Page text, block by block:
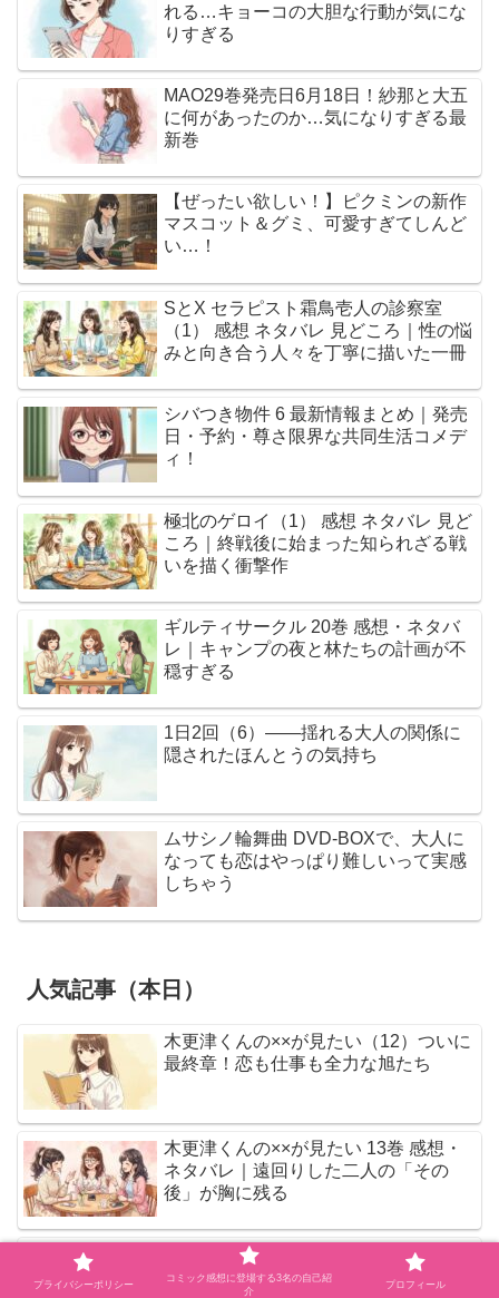
れる…キョーコの大胆な行動が気にな
りすぎる
MAO29巻発売日6月18日！紗那と大五
に何があったのか…気になりすぎる最
新巻
【ぜったい欲しい！】ピクミンの新作
マスコット＆グミ、可愛すぎてしんど
い…！
SとX セラピスト霜鳥壱人の診察室
（1） 感想 ネタバレ 見どころ｜性の悩
みと向き合う人々を丁寧に描いた一冊
シバつき物件 6 最新情報まとめ｜発売
日・予約・尊さ限界な共同生活コメデ
ィ！
極北のゲロイ（1） 感想 ネタバレ 見ど
ころ｜終戦後に始まった知られざる戦
いを描く衝撃作
ギルティサークル 20巻 感想・ネタバ
レ｜キャンプの夜と林たちの計画が不
穏すぎる
1日2回（6）――揺れる大人の関係に
隠されたほんとうの気持ち
ムサシノ輪舞曲 DVD-BOXで、大人に
なっても恋はやっぱり難しいって実感
しちゃう
人気記事（本日）
木更津くんの××が見たい（12）ついに
最終章！恋も仕事も全力な旭たち
木更津くんの××が見たい 13巻 感想・
ネタバレ｜遠回りした二人の「その
後」が胸に残る
杖と剣のウィストリア 16巻 感想・ネ
タバレ｜東の大都サミオスへ、新章の
プライバシーポリシー
コミック感想に登場する3名の自己紹
介
プロフィール